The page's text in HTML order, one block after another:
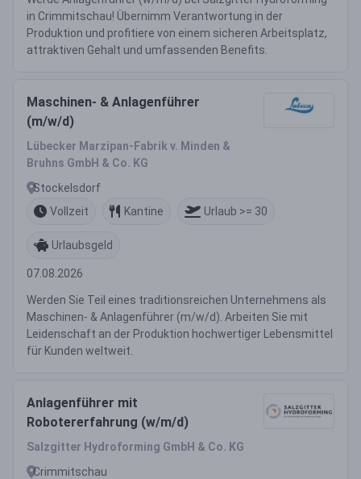
in Crimmitschau! Übernimm Verantwortung in der
Produktion und profitiere von einem sicheren Arbeitsplatz,
attraktiven Gehalt und umfassenden Benefits.
Maschinen- & Anlagenführer
(m/w/d)
Lübecker Marzipan-Fabrik v. Minden &
Bruhns GmbH & Co. KG
Stockelsdorf
Vollzeit
Kantine Urlaub >= 30
Urlaubsgeld
07.08.2026
Werden Sie Teil eines traditionsreichen Unternehmens als
Maschinen- & Anlagenführer (m/w/d). Arbeiten Sie mit
Leidenschaft an der Produktion hochwertiger Lebensmittel
für Kunden weltweit.
Anlagenführer mit
Robotererfahrung (w/m/d)
Salzgitter Hydroforming GmbH & Co. KG
Crimmitschau